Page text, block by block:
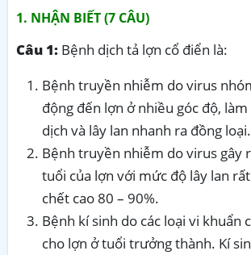
1. NHẬN BIẾT (7 CÂU)
Câu 1: Bệnh dịch tả lợn cổ điển là:
Bệnh truyền nhiễm do virus
động đến lợn ở nhiều góc độ,
dịch và lây lan nhanh ra đồng loại.
Bệnh truyền nhiễm do virus gây
tuổi của lợn với mức độ lây lan
chết cao 80 – 90%.
Bệnh kí sinh do các loại vi khuẩn
cho lợn ở tuổi trưởng thành. Kí